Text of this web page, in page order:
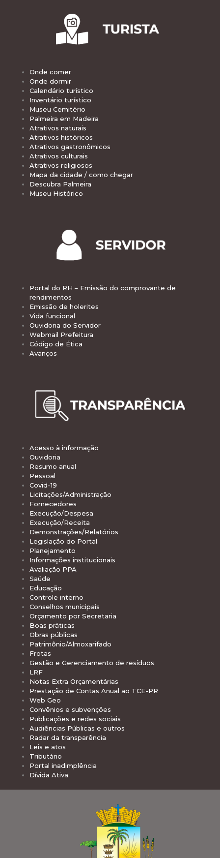
Onde comer
Onde dormir
Calendário turístico
Inventário turístico
Museu Cemitério
Palmeira em Madeira
Atrativos naturais
Atrativos históricos
Atrativos gastronômicos
Atrativos culturais
Atrativos religiosos
Mapa da cidade / como chegar
Descubra Palmeira
Museu Histórico
Portal do RH – Emissão do comprovante de
rendimentos
Emissão de holerites
Vida funcional
Ouvidoria do Servidor
Webmail Prefeitura
Código de Ética
Avanços
Acesso à informação
Ouvidoria
Resumo anual
Pessoal
Covid-19
Licitações/Administração
Fornecedores
Execução/Despesa
Execução/Receita
Demonstrações/Relatórios
Legislação do Portal
Planejamento
Informações institucionais
Avaliação PPA
Saúde
Educação
Controle interno
Conselhos municipais
Orçamento por Secretaria
Boas práticas
Obras públicas
Patrimônio/Almoxarifado
Frotas
Gestão e Gerenciamento de resíduos
LRF
Notas Extra Orçamentárias
Prestação de Contas Anual ao TCE-PR
Web Geo
Convênios e subvenções
Publicações e redes sociais
Audiências Públicas e outros
Radar da transparência
Leis e atos
Tributário
Portal inadimplência
Dívida Ativa